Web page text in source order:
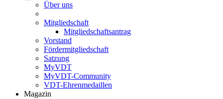
Über uns
Mitgliedschaft
Mitgliedschaftsantrag
Vorstand
Fördermitgliedschaft
Satzung
MyVDT
MyVDT-Community
VDT-Ehrenmedaillen
Magazin